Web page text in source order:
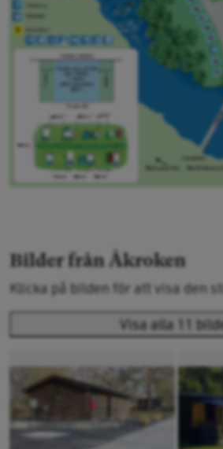
Bilder från Åkroken
Klicka på bilden för att visa den
Visa alla 11